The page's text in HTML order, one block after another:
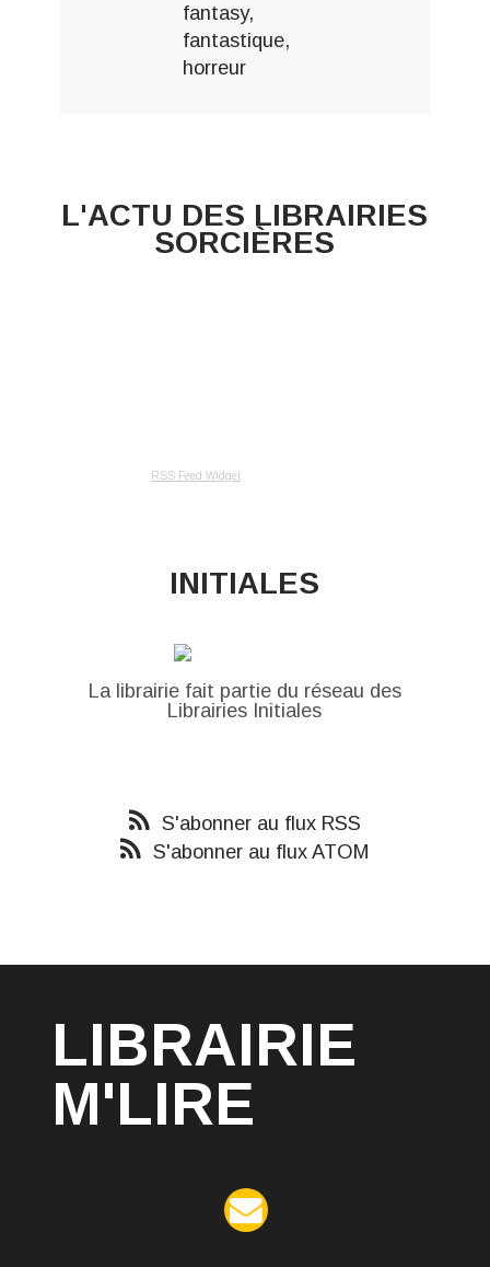
fantasy,
fantastique,
horreur
L'ACTU DES LIBRAIRIES
SORCIÈRES
RSS Feed Widget
INITIALES
La librairie fait partie du réseau des
Librairies Initiales
S'abonner au flux RSS
S'abonner au flux ATOM
LIBRAIRIE
M'LIRE